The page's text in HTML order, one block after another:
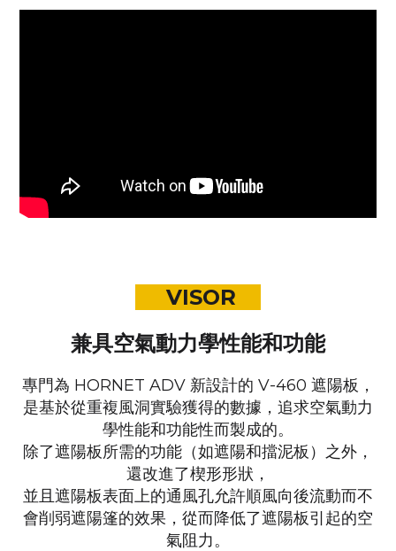
VISOR
兼具空氣動力學性能和功能
專門為 HORNET ADV 新設計的 V-460 遮陽板，
是基於從重複風洞實驗獲得的數據， 追求空氣動力
學性能和功能性而製成的。
除了遮陽板所需的功能（如遮陽和擋泥板）之外，
還改進了楔形形狀，
並且遮陽板表面上的通風孔允許順風向後流動而不
會削弱遮陽篷的效果， 從而降低了遮陽板引起的空
氣阻力。